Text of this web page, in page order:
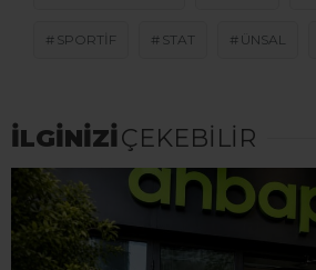
SPORTIF STAT ÜNSAL
İLGİNİZİÇEKEBİLİR